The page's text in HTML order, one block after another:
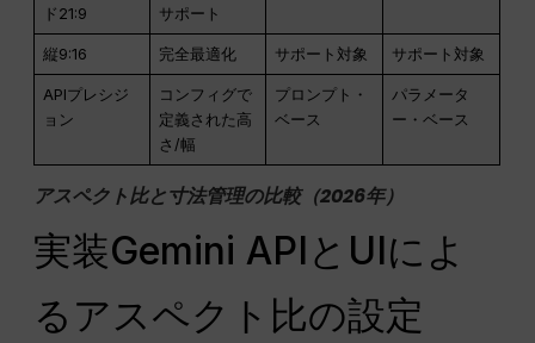
ド21:9
サポート
縦9:16 完全最適化 サポート対象 サポート対象
APIプレシジ
ョン
コンフィグで
定義された高
さ/幅
プロンプト・
ベース
パラメータ
ー・ベース
アスペクト比と寸法管理の比較（2026年）
実装Gemini APIとUIによ
るアスペクト比の設定